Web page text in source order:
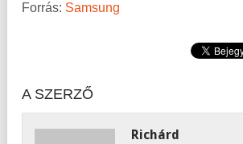
Forrás: Samsung
A SZERZŐ
Richárd